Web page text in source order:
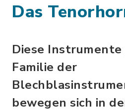
Das
Diese
Familie der
bewegen sich in